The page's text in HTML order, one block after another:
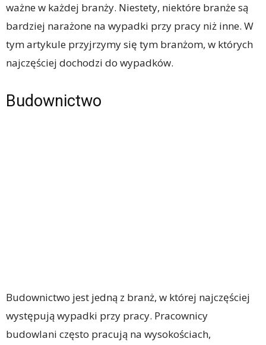
ważne w każdej branży. Niestety, niektóre branże są
bardziej narażone na wypadki przy pracy niż inne. W
tym artykule przyjrzymy się tym branżom, w których
najczęściej dochodzi do wypadków.
Budownictwo
Budownictwo jest jedną z branż, w której najczęściej
występują wypadki przy pracy. Pracownicy
budowlani często pracują na wysokościach,